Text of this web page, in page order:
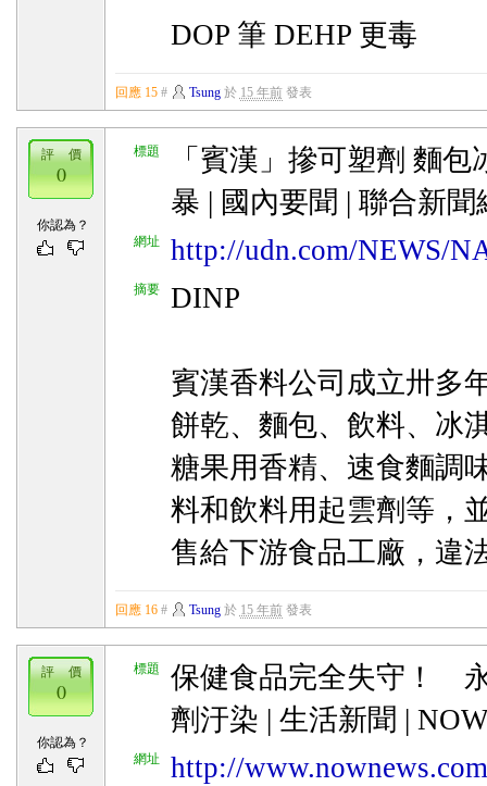
DOP 筆 DEHP 更毒
回應 15 # Tsung於 15 年前發表
標題
「賓漢」摻可塑劑 麵
暴 | 國內要聞 | 聯合新聞
網址 http://udn.com/NEWS/
摘要 DINP
賓漢香料公司成立卅多
餅乾、麵包、飲料、冰
糖果用香精、速食麵調
料和飲料用起雲劑等，
售給下游食品工廠，違
評 價
0
你認為？
回應 16 # Tsung於 15 年前發表
標題
保健食品完全失守！
劑汙染 | 生活新聞 |
網址 http://
評 價
0
你認為？